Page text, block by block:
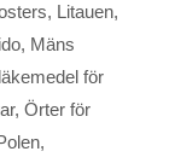
, Litauen,
, Mäns
för
, Örter för
,